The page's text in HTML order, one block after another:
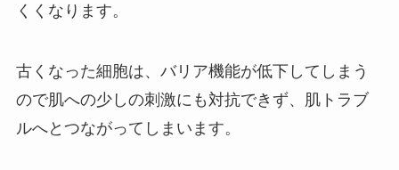
くくなります。
古くなった細胞は、バリア機能が低下してしまう
ので肌への少しの刺激にも対抗できず、肌トラブ
ルへとつながってしまいます。